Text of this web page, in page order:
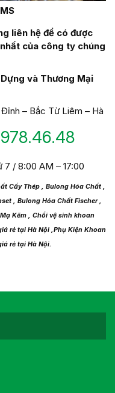
liên hệ để có được
của công ty chúng
và Thương Mại
– Bắc Từ Liêm – Hà
7 / 8:00 AM – 17:00
Cấy Thép , Bulong Hóa Chất ,
, Bulong Hóa Chất Fischer ,
Kẽm , Chổi vệ sinh khoan
rẻ tại Hà Nội ,Phụ Kiện Khoan
rẻ tại Hà Nội.